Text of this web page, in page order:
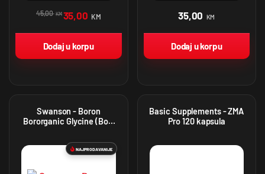
45,00 KM 35,00 KM
Dodaj u korpu
35,00 KM
Dodaj u korpu
Swanson - Boron
Bororganic Glycine (Bor)
NAJPRODAVANIJE
Basic Supplements - ZMA
Pro 120 kapsula